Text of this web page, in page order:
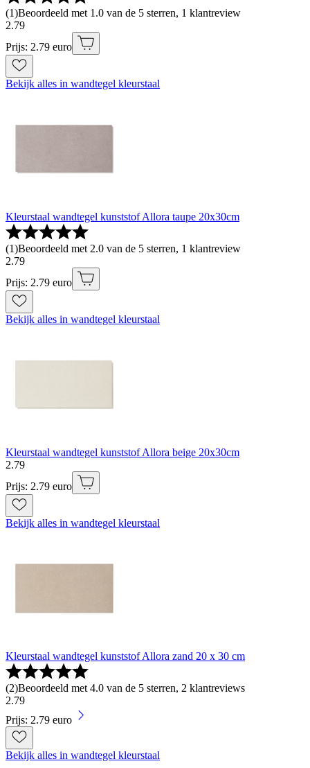
(1)Beoordeeld met 1.0 van de 5 sterren, 1 klantreview
2.79
Prijs: 2.79 euro
Bekijk alles in wandtegel kleurstaal
Kleurstaal wandtegel kunststof Allora taupe 20x30cm
(1)Beoordeeld met 2.0 van de 5 sterren, 1 klantreview
2.79
Prijs: 2.79 euro
Bekijk alles in wandtegel kleurstaal
Kleurstaal wandtegel kunststof Allora beige 20x30cm
2.79
Prijs: 2.79 euro
Bekijk alles in wandtegel kleurstaal
Kleurstaal wandtegel kunststof Allora zand 20 x 30 cm
(2)Beoordeeld met 4.0 van de 5 sterren, 2 klantreviews
2.79
Prijs: 2.79 euro
Bekijk alles in wandtegel kleurstaal